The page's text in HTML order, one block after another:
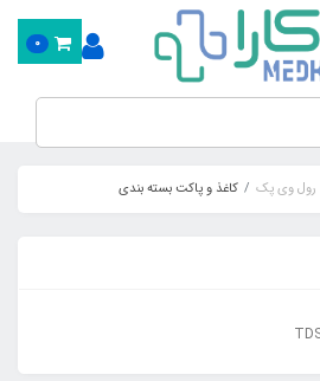
0
رول وی پک کاغذ و پاکت بسته بندی